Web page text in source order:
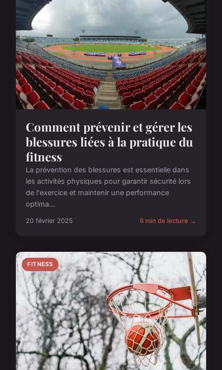
Comment prévenir et gérer les
blessures liées à la pratique du
fitness
La prévention des blessures est essentielle dans
les activités physiques pour garantir sécurité lors
de l'exercice et maintenir une performance
optima...
20 février 2025 6 min de lecture →
FITNESS